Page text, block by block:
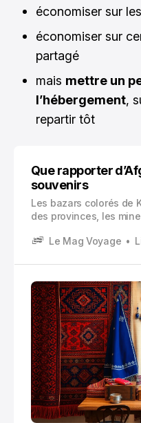
économiser sur
économiser sur
partagé
mais mettre un
l’hébergement,
repartir tôt
Que rapporter
souvenirs
Les bazars colorés de
des provinces, les
une richesse culturelle
artisanales.
Le Mag Voyage